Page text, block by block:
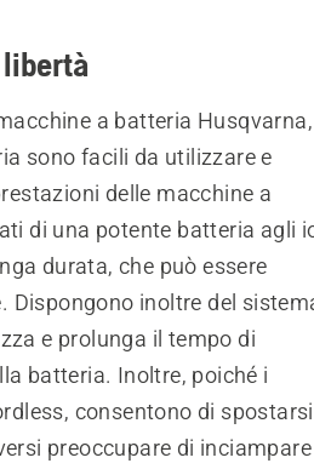
a batteria
sono facili da utilizzare e
delle macchine a
di una potente batteria agli
durata, che può essere
Dispongono inoltre del
e prolunga il tempo di
batteria. Inoltre, poiché i
consentono di
preoccupare di